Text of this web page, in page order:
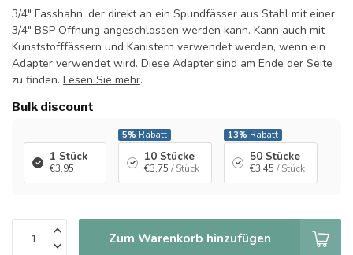
3/4" Fasshahn, der direkt an ein Spundfässer aus Stahl mit einer
3/4" BSP Öffnung angeschlossen werden kann. Kann auch mit
Kunststofffässern und Kanistern verwendet werden, wenn ein
Adapter verwendet wird. Diese Adapter sind am Ende der Seite
zu finden. Lesen Sie mehr.
Bulk discount
-
1 Stück
€3,95
5% Rabatt
10 Stücke
€3,75 / Stück
13% Rabatt
50 Stücke
€3,45 / Stück
Zum Warenkorb hinzufügen